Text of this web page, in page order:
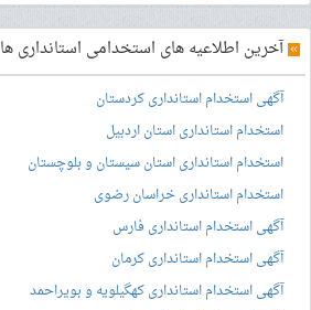
»آخرین اطلاعیه های استخدامی استانداری ها
آگهی استخدام استانداری کردستان
استخدام استانداری استان اردبیل
استخدام استانداری استان سیستان و بلوچستان
استخدام استانداری خراسان رضوی
آگهی استخدام استانداری فارس
آگهی استخدام استانداری کرمان
آگهی استخدام استانداری کهگیلویه و بویراحمد